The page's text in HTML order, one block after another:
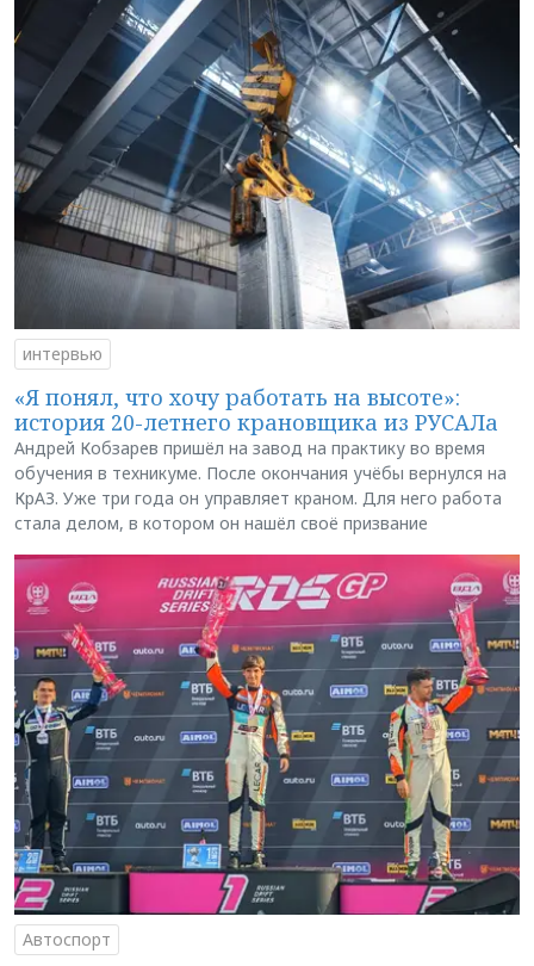
интервью
«Я понял, что хочу работать на высоте»:
история 20-летнего крановщика из РУСАЛа
Андрей Кобзарев пришёл на завод на практику во время
обучения в техникуме. После окончания учёбы вернулся на
КрАЗ. Уже три года он управляет краном. Для него работа
стала делом, в котором он нашёл своё призвание
Автоспорт